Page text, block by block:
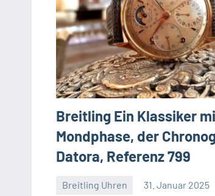
Breitling Ein Klassiker
Mondphase, der
Datora, Referenz 799
Breitling Uhren 31. Januar 2025
Navitimer